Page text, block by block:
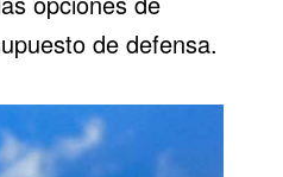
de defensa.